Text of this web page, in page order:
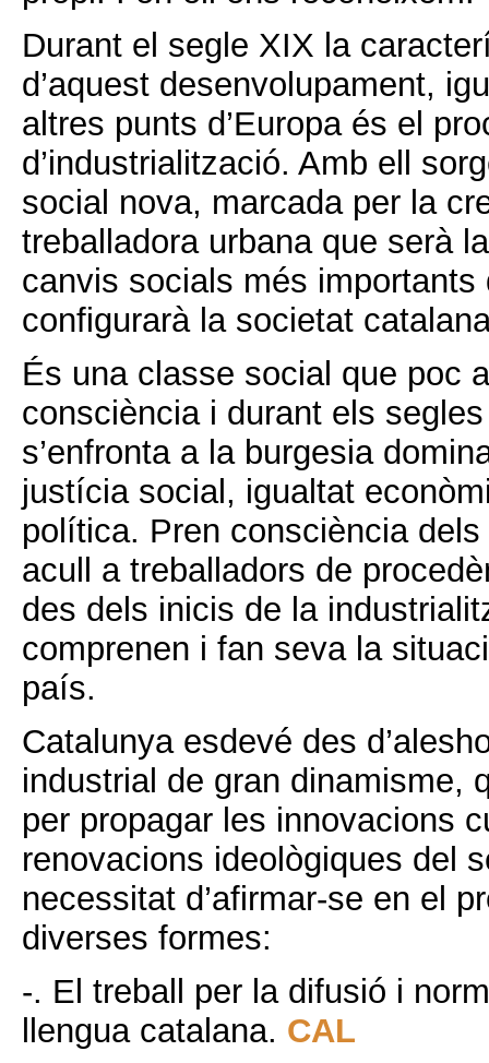
Durant el segle XIX la
d’aquest desenvolupament,
altres punts d’Europa és el
d’industrialització. Amb ell
social nova, marcada per la
treballadora urbana que serà
canvis socials més importants
configurarà la societat
És una classe social que poc
consciència i durant els
s’enfronta a la burgesia
justícia social, igualtat
política. Pren consciència
acull a treballadors de
des dels inicis de la
comprenen i fan seva la
país.
Catalunya esdevé des
industrial de gran dinamisme,
per propagar les innovacions
renovacions ideològiques del
necessitat d’afirmar-se en el
diverses formes:
-. El treball per la difusió i
llengua catalana. CAL